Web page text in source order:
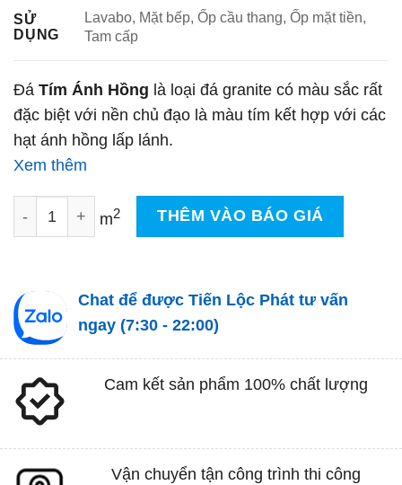
SỬ
DỤNG
Lavabo, Mặt bếp, Ốp cầu thang, Ốp mặt tiền,
Tam cấp
Đá Tím Ánh Hồng là loại đá granite có màu sắc rất
đặc biệt với nền chủ đạo là màu tím kết hợp với các
hạt ánh hồng lấp lánh.
Xem thêm
Đá Tím Ánh Hồng số lượng
m2 THÊM VÀO BÁO GIÁ
Chat để được Tiến Lộc Phát tư vấn
ngay (7:30 - 22:00)
Cam kết sản phẩm 100% chất lượng
Vận chuyển tận công trình thi công